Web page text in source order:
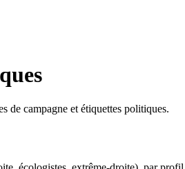
de campagne et étiquettes politiques.